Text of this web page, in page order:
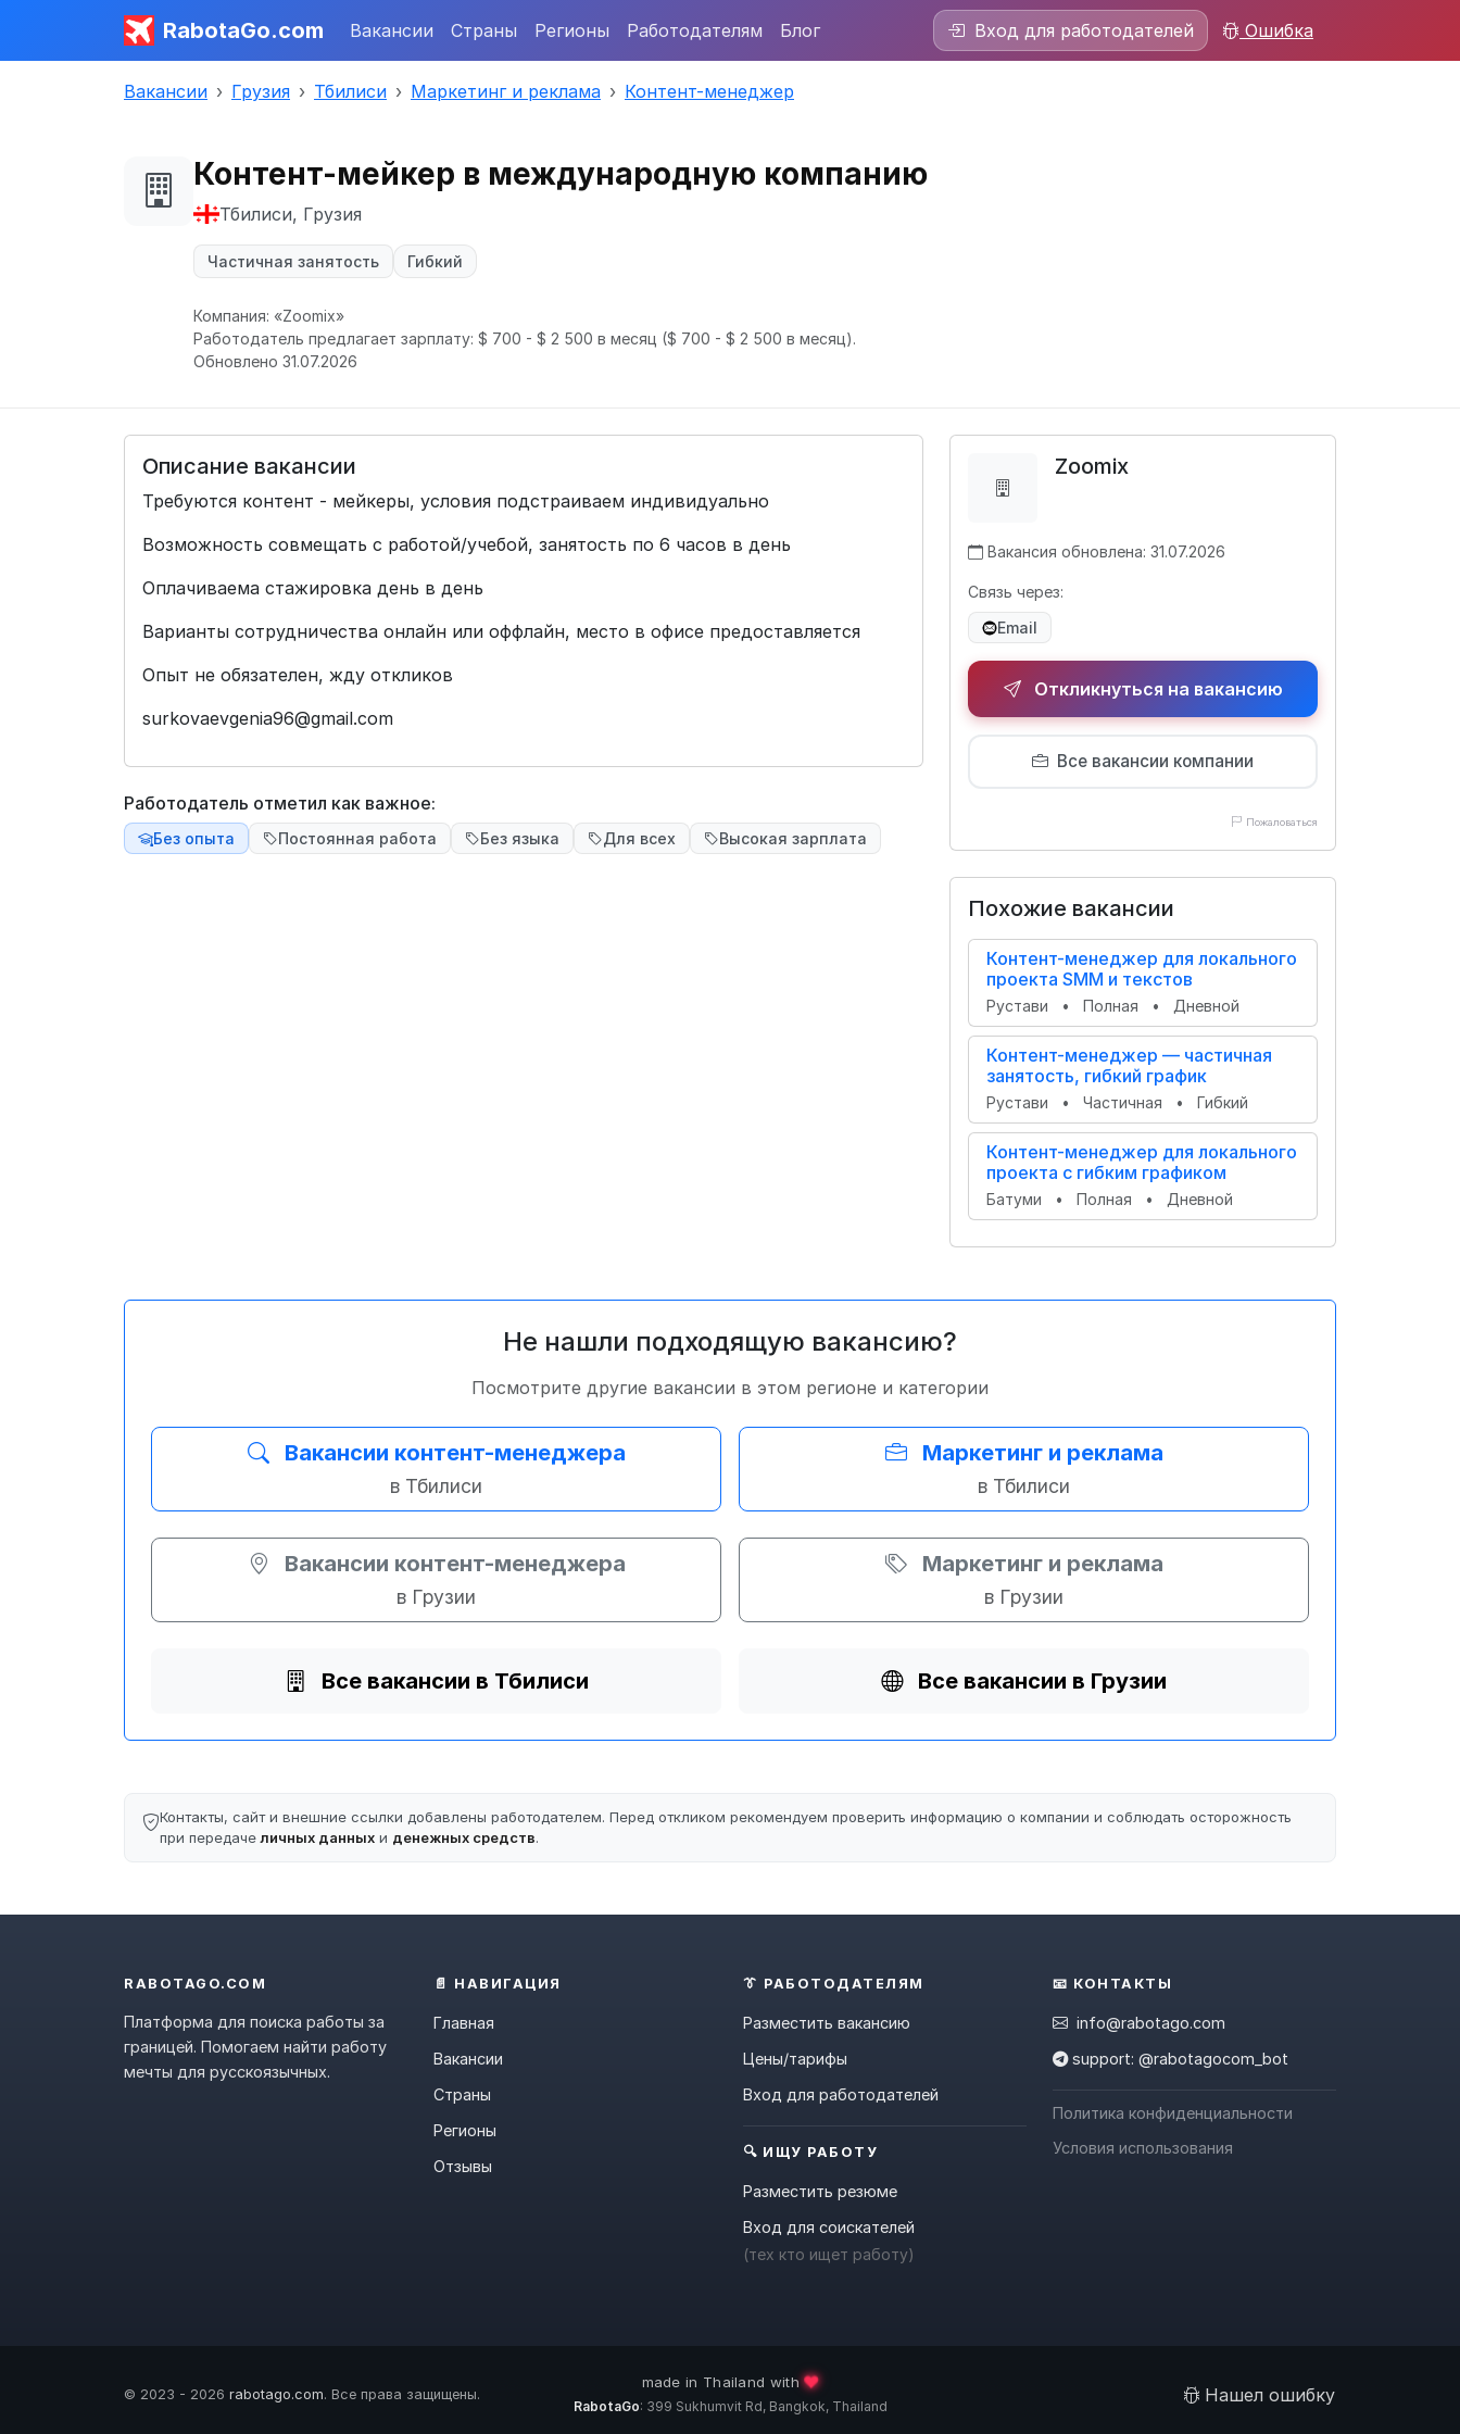
RabotaGo.com Вакансии Страны Регионы Работодателям Блог Вход для работодателей Ошибка
Вакансии Грузия Тбилиси Маркетинг и реклама Контент-менеджер
Контент-мейкер в международную компанию
Тбилиси, Грузия
Частичная занятость Гибкий
Компания: «Zoomix»
Работодатель предлагает зарплату: $ 700 - $ 2 500 в месяц ($ 700 - $ 2 500 в месяц).
Обновлено 31.07.2026
Описание вакансии
Требуются контент - мейкеры, условия подстраиваем индивидуально
Возможность совмещать с работой/учебой, занятость по 6 часов в день
Оплачиваема стажировка день в день
Варианты сотрудничества онлайн или оффлайн, место в офисе предоставляется
Опыт не обязателен, жду откликов
surkovaevgenia96@gmail.com
Работодатель отметил как важное:
Без опыта Постоянная работа Без языка Для всех Высокая зарплата
Zoomix
Вакансия обновлена: 31.07.2026
Связь через:
Email
Откликнуться на вакансию
Все вакансии компании
Пожаловаться
Похожие вакансии
Контент-менеджер для локального
проекта SMM и текстов
Рустави • Полная • Дневной
Контент-менеджер — частичная
занятость, гибкий график
Рустави • Частичная • Гибкий
Контент-менеджер для локального
проекта с гибким графиком
Батуми • Полная • Дневной
Не нашли подходящую вакансию?
Посмотрите другие вакансии в этом регионе и категории
Вакансии контент-менеджера
в Тбилиси
Маркетинг и реклама
в Тбилиси
Вакансии контент-менеджера
в Грузии
Маркетинг и реклама
в Грузии
Все вакансии в Тбилиси Все вакансии в Грузии
Контакты, сайт и внешние ссылки добавлены работодателем. Перед откликом рекомендуем проверить информацию о компании и соблюдать осторожность
при передачеличных данных и денежных средств.
RABOTAGO.COM
Платформа для поиска работы за
границей. Помогаем найти работу
мечты для русскоязычных.
📄 НАВИГАЦИЯ
Главная
Вакансии
Страны
Регионы
Отзывы
👔 РАБОТОДАТЕЛЯМ
Разместить вакансию
Цены/тарифы
Вход для работодателей
🔍 ИЩУ РАБОТУ
Разместить резюме
Вход для соискателей
(тех кто ищет работу)
📧 КОНТАКТЫ
info@rabotago.com
support: @rabotagocom_bot
Политика конфиденциальности
Условия использования
© 2023 - 2026 rabotago.com. Все права защищены.
made in Thailand with❤️
RabotaGo: 399 Sukhumvit Rd, Bangkok, Thailand
Нашел ошибку